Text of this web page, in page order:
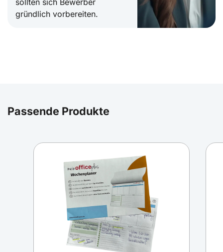
gründlich vorbereiten.
Passende Produkte